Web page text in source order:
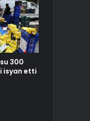
300
isyan etti